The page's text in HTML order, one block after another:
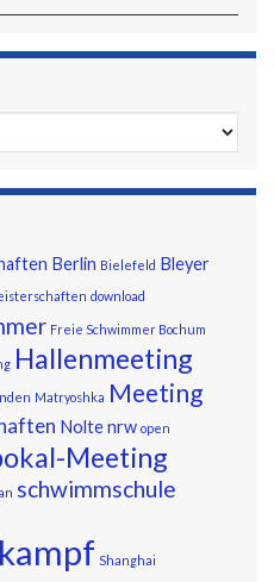
Berlin Bielefeld Bleyer
download
Freie Schwimmer Bochum
Hallenmeeting
Matryoshka Meeting
Noltenrw open
Meeting
schwimmschule
Shanghai